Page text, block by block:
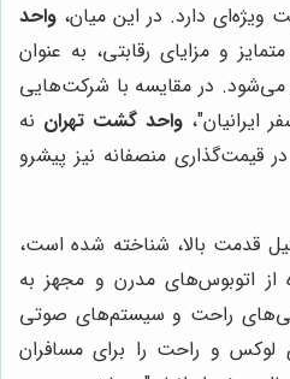
ویژه‌ای دارد. در این میان، واحد
و مزایای رقابتی، به عنوان
می‌شود. در مقایسه با شرکت‌هایی
ایرانیان"،واحد گشت تهران نه
قیمت‌گذاری منصفانه نیز پیشرو
قدمت بالا، شناخته شده است،
از اتوبوس‌های مدرن و مجهز به
راحت و سیستم‌های صوتی
لوکس و راحت را برای مسافران